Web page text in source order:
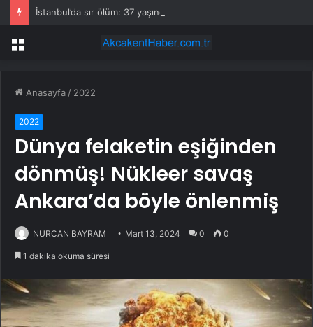
Menü
Anasayfa / 2022
2022
Dünya felaketin eşiğinden
dönmüş! Nükleer savaş
Ankara’da böyle önlenmiş
NURCAN BAYRAM Mart 13, 2024 0 0
1 dakika okuma süresi